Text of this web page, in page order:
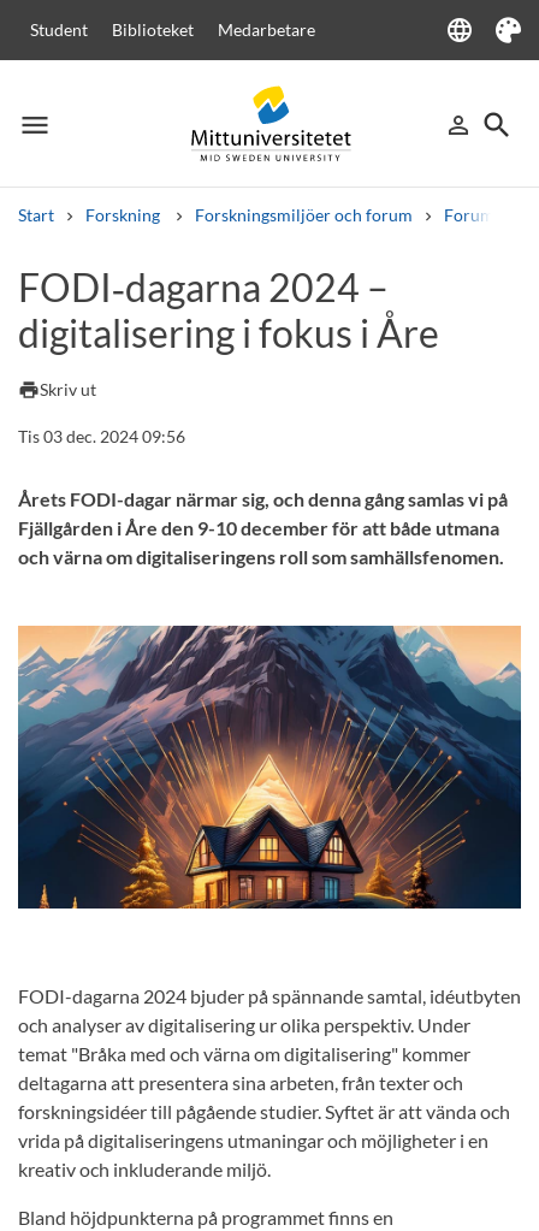
Student Biblioteket Medarbetare language
Language
Tema
menu
Meny person_outline
Logga in
search
Sök
Start Forskning Forskningsmiljöer och forum Forum för
Andra söktjänster
Kurser och programKursplaner VälkomstbrevPersonal
Lediga jobb
FODI‑dagarna 2024 –
digitalisering i fokus i Åre
printSkriv ut
Tis 03 dec. 2024 09:56
Årets FODI-dagar närmar sig, och denna gång samlas vi på
Fjällgården i Åre den 9-10 december för att både utmana
och värna om digitaliseringens roll som samhällsfenomen.
FODI-dagarna 2024 bjuder på spännande samtal, idéutbyten
och analyser av digitalisering ur olika perspektiv. Under
temat "Bråka med och värna om digitalisering" kommer
deltagarna att presentera sina arbeten, från texter och
forskningsidéer till pågående studier. Syftet är att vända och
vrida på digitaliseringens utmaningar och möjligheter i en
kreativ och inkluderande miljö.
Bland höjdpunkterna på programmet finns en